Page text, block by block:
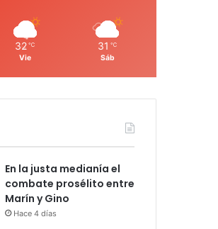
32 ℃
Vie
31 ℃
Sáb
En la justa medianía el
combate prosélito entre
Marín y Gino
Hace 4 días